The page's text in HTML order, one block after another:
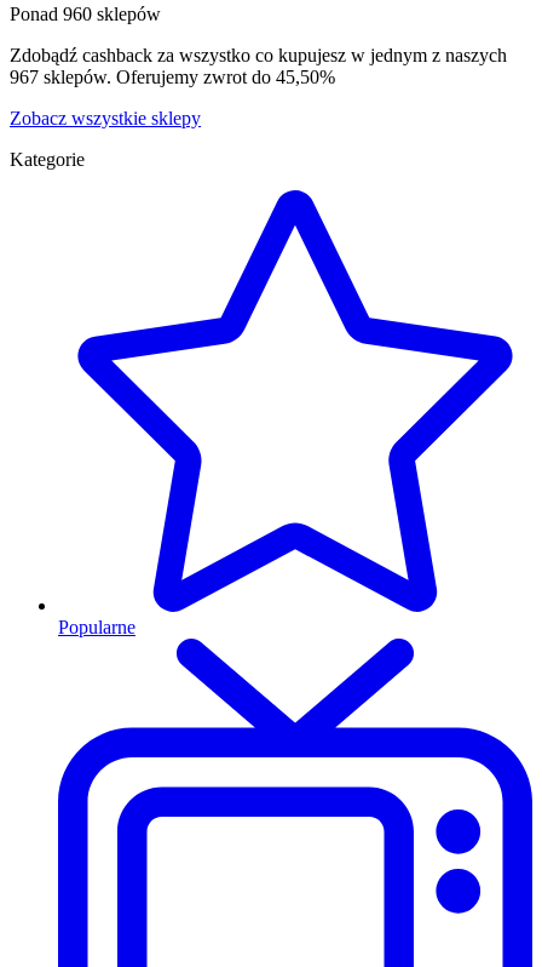
Ponad 960 sklepów
Zdobądź cashback za wszystko co kupujesz w jednym z naszych
967 sklepów. Oferujemy zwrot do 45,50%
Zobacz wszystkie sklepy
Kategorie
Popularne